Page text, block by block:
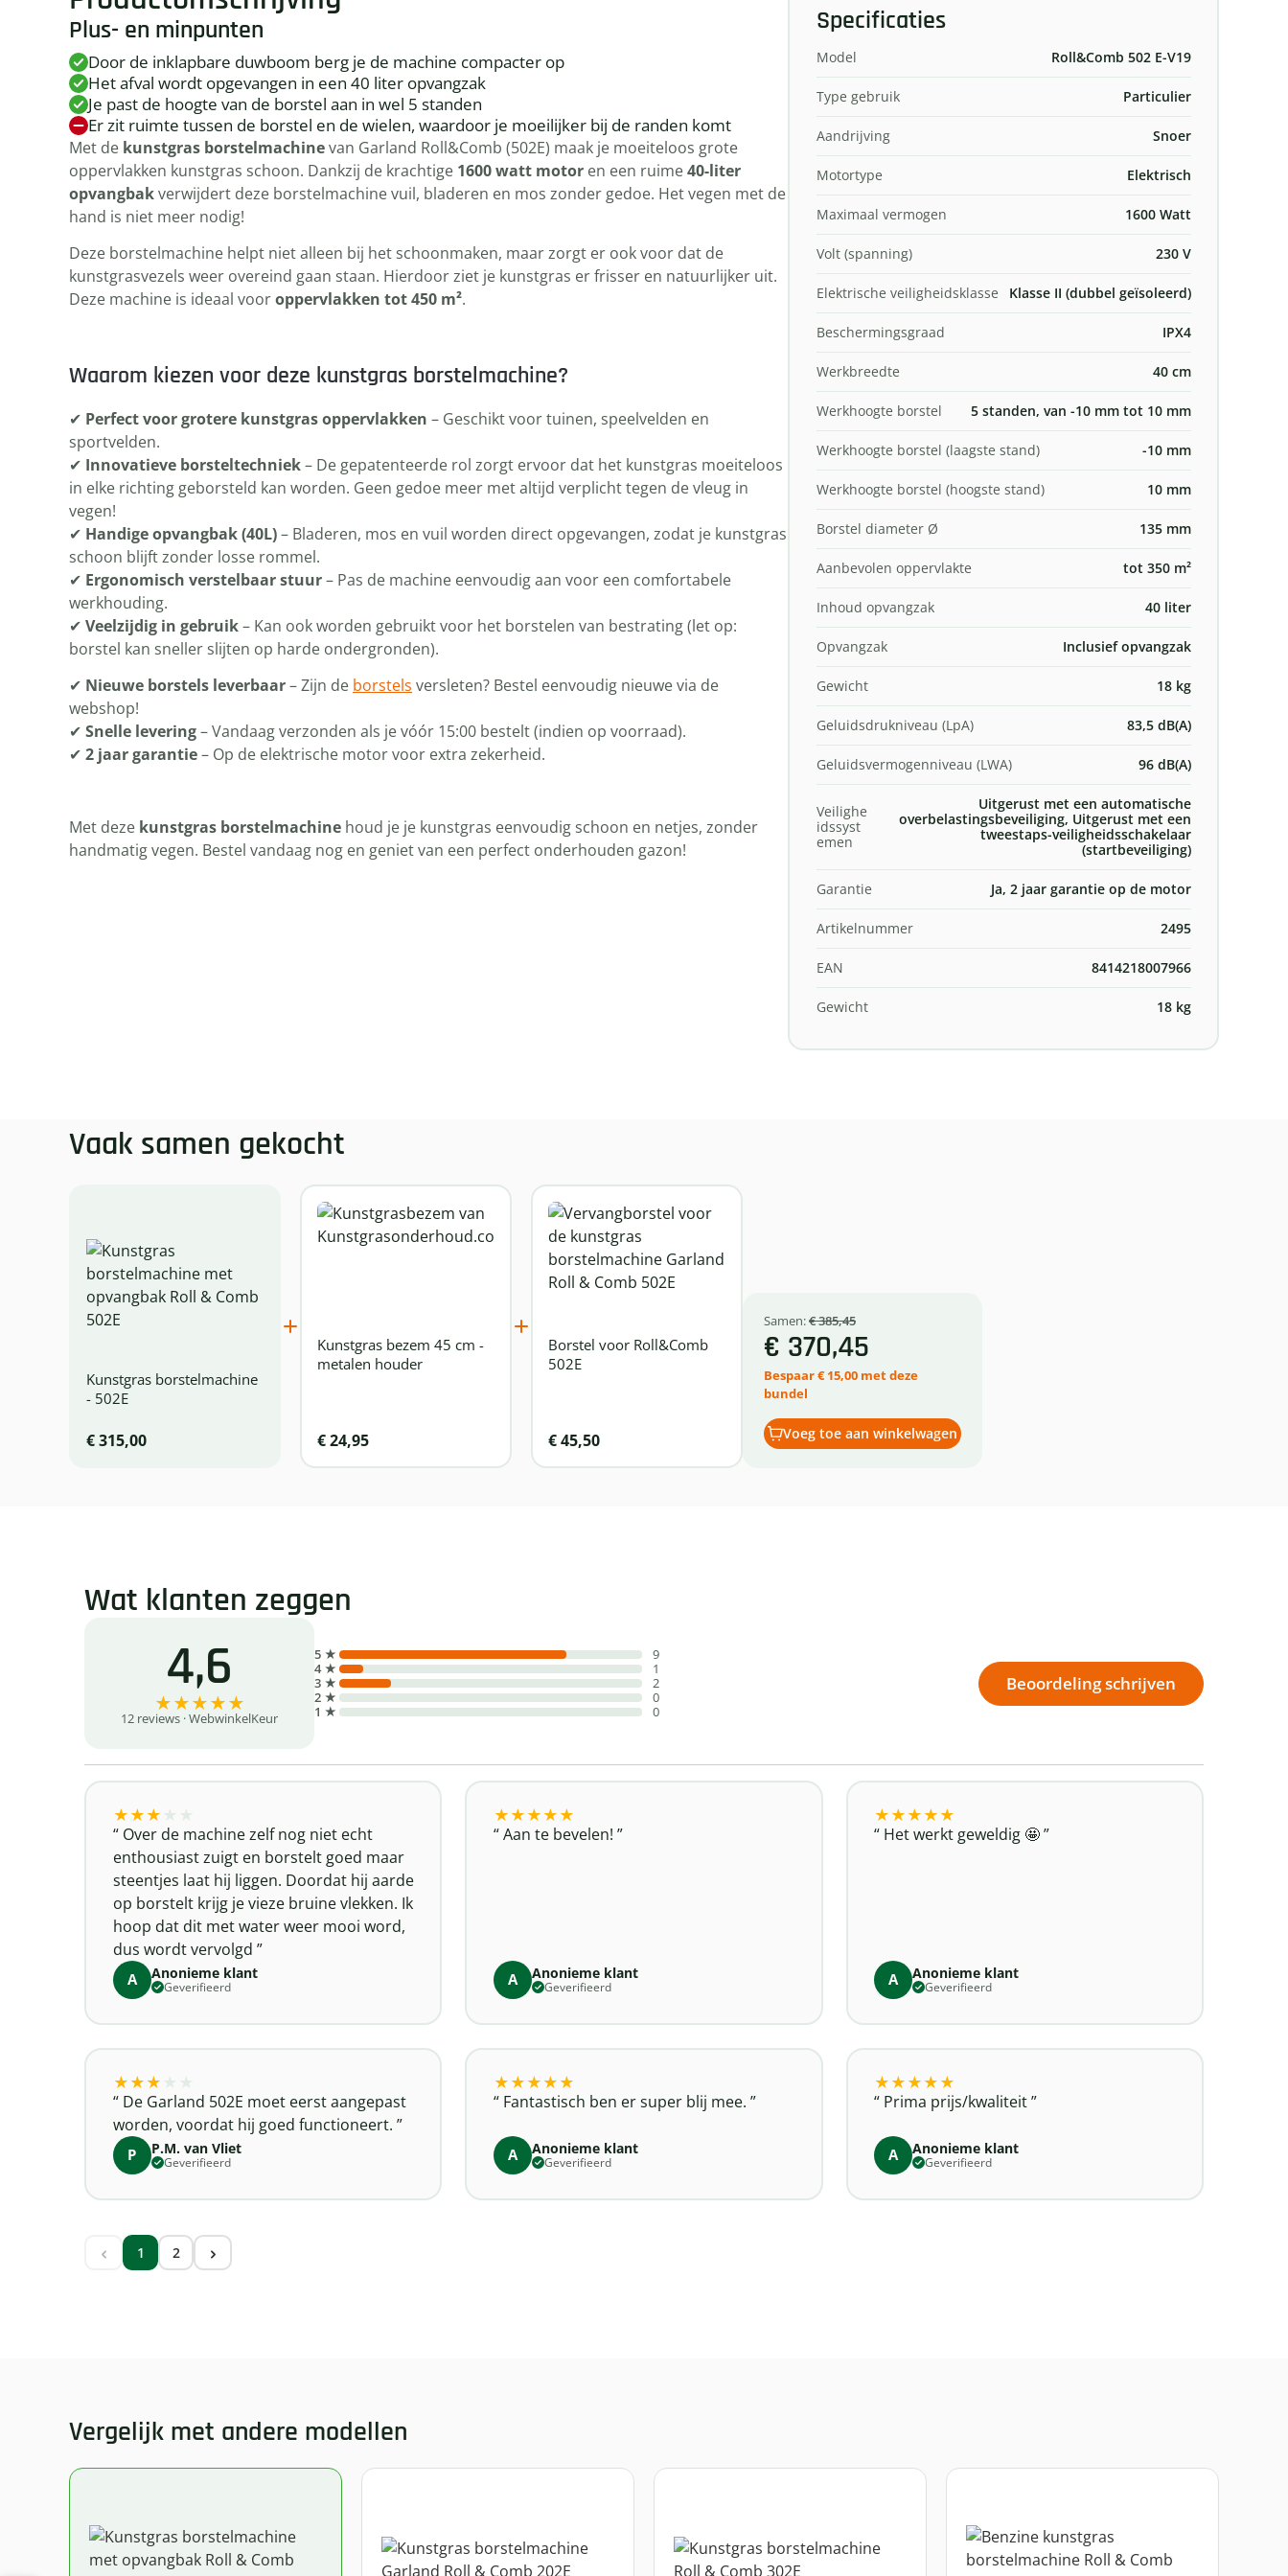
Plus- en minpunten
Door de inklapbare duwboom berg je de machine compacter op
Het afval wordt opgevangen in een 40 liter opvangzak
Je past de hoogte van de borstel aan in wel 5 standen
Er zit ruimte tussen de borstel en de wielen, waardoor je moeilijker bij de randen komt
Met de kunstgras borstelmachinevan Garland Roll&Comb (502E) maak je moeiteloos grote
oppervlakken kunstgras schoon. Dankzij de krachtige 1600 watt motor en een ruime40-liter
opvangbakverwijdert deze borstelmachine vuil, bladeren en mos zonder gedoe. Het vegen met de
hand is niet meer nodig!
Deze borstelmachine helpt niet alleen bij het schoonmaken, maar zorgt er ook voor dat de
kunstgrasvezels weer overeind gaan staan. Hierdoor ziet je kunstgras er frisser en natuurlijker uit.
Deze machine is ideaal vooroppervlakken tot 450 m².
Waarom kiezen voor deze kunstgras borstelmachine?
✔ Perfect voor grotere kunstgras oppervlakken – Geschikt voor tuinen, speelvelden en
sportvelden.
✔ Innovatieve borsteltechniek– De gepatenteerde rol zorgt ervoor dat het kunstgras moeiteloos
in elke richting geborsteld kan worden. Geen gedoe meer met altijd verplicht tegen de vleug in
vegen!
✔ Handige opvangbak (40L)– Bladeren, mos en vuil worden direct opgevangen, zodat je kunstgras
schoon blijft zonder losse rommel.
✔ Ergonomisch verstelbaar stuur– Pas de machine eenvoudig aan voor een comfortabele
werkhouding.
✔ Veelzijdig in gebruik– Kan ook worden gebruikt voor het borstelen van bestrating (let op:
borstel kan sneller slijten op harde ondergronden).
✔ Nieuwe borstels leverbaar– Zijn de borstels versleten? Bestel eenvoudig nieuwe via de
webshop!
✔ Snelle levering– Vandaag verzonden als je vóór 15:00 bestelt (indien op voorraad).
✔ 2 jaar garantie– Op de elektrische motor voor extra zekerheid.
Met deze kunstgras borstelmachine houd je je kunstgras eenvoudig schoon en netjes, zonder
handmatig vegen. Bestel vandaag nog en geniet van een perfect onderhouden gazon!
Specificaties
Model Roll&Comb 502 E-V19
Type gebruik Particulier
Aandrijving Snoer
Motortype Elektrisch
Maximaal vermogen 1600 Watt
Volt (spanning) 230 V
Elektrische veiligheidsklasse Klasse II (dubbel geïsoleerd)
Beschermingsgraad IPX4
Werkbreedte 40 cm
Werkhoogte borstel 5 standen, van -10 mm tot 10 mm
Werkhoogte borstel (laagste stand) -10 mm
Werkhoogte borstel (hoogste stand) 10 mm
Borstel diameter Ø 135 mm
Aanbevolen oppervlakte tot 350 m²
Inhoud opvangzak 40 liter
Opvangzak Inclusief opvangzak
Gewicht 18 kg
Geluidsdrukniveau (LpA) 83,5 dB(A)
Geluidsvermogenniveau (LWA) 96 dB(A)
Veilighe
idssyst
emen
Uitgerust met een automatische
overbelastingsbeveiliging, Uitgerust met een
tweestaps-veiligheidsschakelaar
(startbeveiliging)
Garantie Ja, 2 jaar garantie op de motor
Artikelnummer 2495
EAN 8414218007966
Gewicht 18 kg
Vaak samen gekocht
Kunstgras borstelmachine
- 502E
€ 315,00
Kunstgras bezem 45 cm -
metalen houder
€ 24,95
Borstel voor Roll&Comb
502E
€ 45,50
Samen:€ 385,45
€ 370,45
Bespaar € 15,00 met deze
bundel
Voeg toe aan winkelwagen
Wat klanten zeggen
4,6
★★★★★
12 reviews · WebwinkelKeur
5 ★
9
4 ★
1
3 ★
2
2 ★
0
1 ★
0
Beoordeling schrijven
★★★
Over de machine zelf nog niet echt
enthousiast zuigt en borstelt goed maar
steentjes laat hij liggen. Doordat hij aarde
op borstelt krijg je vieze bruine vlekken. Ik
hoop dat dit met water weer mooi word,
dus wordt vervolgd
A Anonieme klant
Geverifieerd
★★★★★
Aan te bevelen!
A Anonieme klant
Geverifieerd
★★★★★
Het werkt geweldig 🤩
A Anonieme klant
Geverifieerd
★★★
De Garland 502E moet eerst aangepast
worden, voordat hij goed functioneert.
P P.M. van Vliet
Geverifieerd
★★★★★
Fantastisch ben er super blij mee.
A Anonieme klant
Geverifieerd
★★★★★
Prima prijs/kwaliteit
A Anonieme klant
Geverifieerd
Pagina
1 Pagina
2
Vergelijk met andere modellen